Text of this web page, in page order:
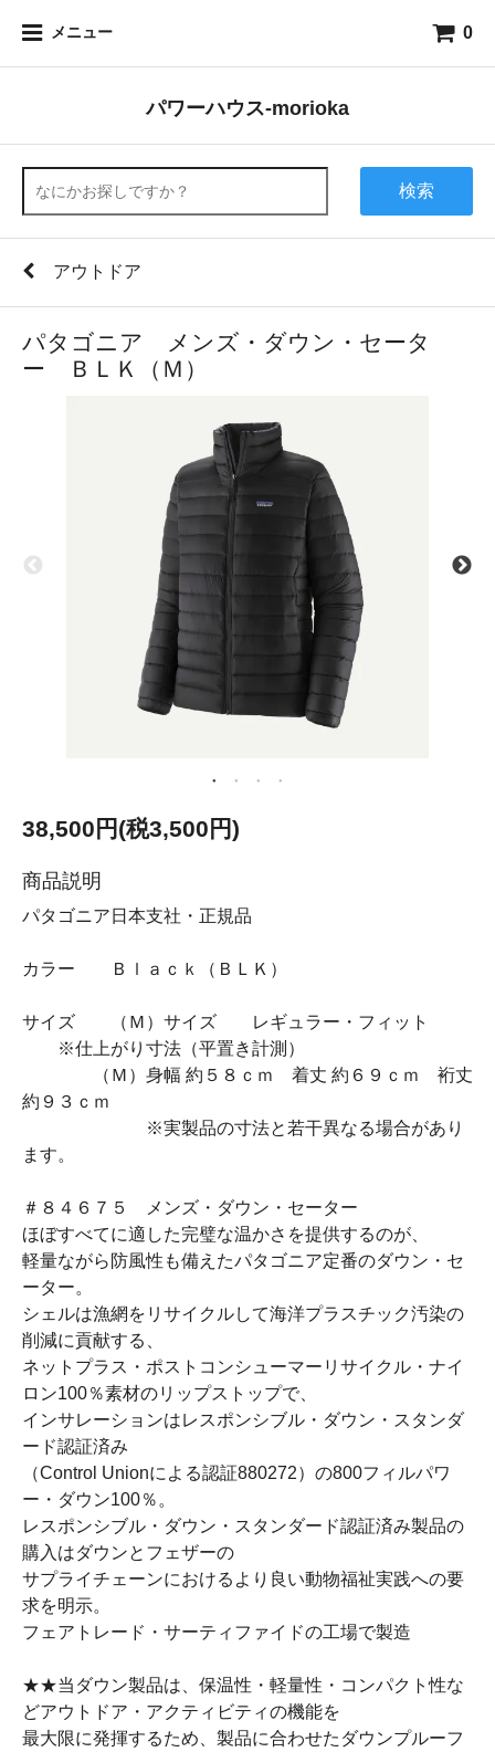
メニュー 0
パワーハウス-morioka
検索
アウトドア
パタゴニア メンズ・ダウン・セータ
ー ＢＬＫ（Ｍ）
38,500円(税3,500円)
商品説明
パタゴニア日本支社・正規品
カラー Ｂｌａｃｋ（ＢＬＫ）
サイズ （Ｍ）サイズ レギュラー・フィット
※仕上がり寸法（平置き計測）
（Ｍ）身幅 約５８ｃｍ 着丈 約６９ｃｍ 裄丈
約９３ｃｍ
※実製品の寸法と若干異なる場合があり
ます。
＃８４６７５ メンズ・ダウン・セーター
ほぼすべてに適した完璧な温かさを提供するのが、
軽量ながら防風性も備えたパタゴニア定番のダウン・セ
ーター。
シェルは漁網をリサイクルして海洋プラスチック汚染の
削減に貢献する、
ネットプラス・ポストコンシューマーリサイクル・ナイ
ロン100％素材のリップストップで、
インサレーションはレスポンシブル・ダウン・スタンダ
ード認証済み
（Control Unionによる認証880272）の800フィルパワ
ー・ダウン100％。
レスポンシブル・ダウン・スタンダード認証済み製品の
購入はダウンとフェザーの
サプライチェーンにおけるより良い動物福祉実践への要
求を明示。
フェアトレード・サーティファイドの工場で製造
★★当ダウン製品は、保温性・軽量性・コンパクト性な
どアウトドア・アクティビティの機能を
最大限に発揮するため、製品に合わせたダウンプルーフ